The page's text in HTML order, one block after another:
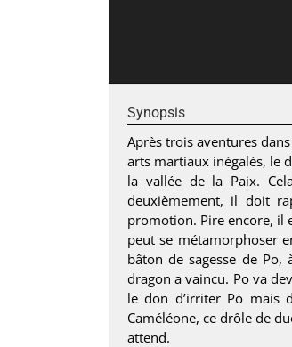
Synopsis
Après trois aventures
arts martiaux inégalés, le
la vallée de la Paix.
deuxièmement, il doit
promotion. Pire encore, il
peut se métamorphoser
bâton de sagesse de
dragon a vaincu. Po va
le don d’irriter Po mais
Caméléone, ce drôle de
attend.